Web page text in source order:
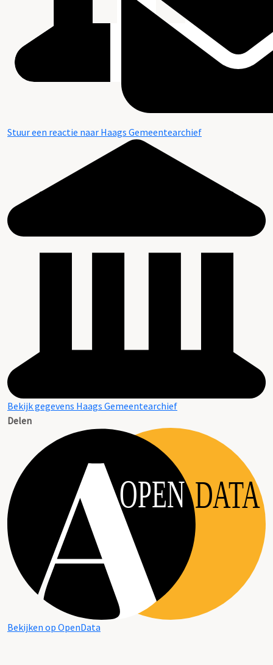
Stuur een reactie naar Haags Gemeentearchief
Bekijk gegevens Haags Gemeentearchief
Delen
OPEN DATA
Bekijken op OpenData